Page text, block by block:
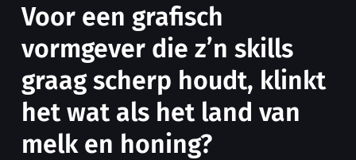
Voor een grafisch
vormgever die z’n skills
graag scherp houdt, klinkt
het wat als het land van
melk en honing?